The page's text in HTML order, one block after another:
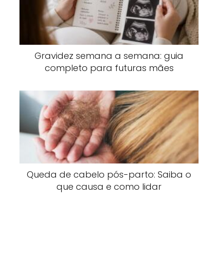
Gravidez semana a semana: guia
completo para futuras mães
Queda de cabelo pós-parto: Saiba o
que causa e como lidar